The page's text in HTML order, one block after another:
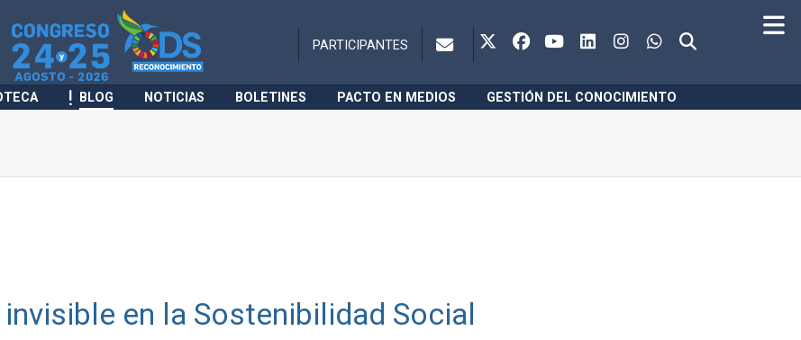
PARTICIPANTES
BLOG NOTICIAS BOLETINES PACTO EN MEDIOS GESTIÓN DEL CONOCIMIENTO
en la Sostenibilidad Social